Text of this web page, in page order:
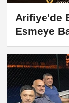
Arifiye'de
Esmeye